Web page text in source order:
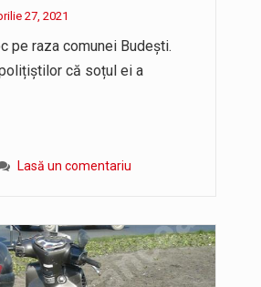
27, 2021
pe raza comunei Budești.
că soțul ei a
Lasă un comentariu